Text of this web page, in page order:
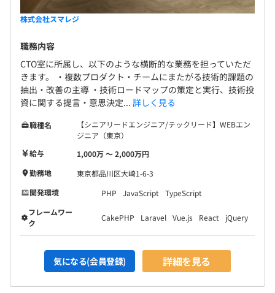
株式会社スマレジ
職務内容
CTO室に所属し、以下のような横断的な業務を担っていただ
きます。 ・複数プロダクト・チームにまたがる技術的課題の
抽出・改善の主導 ・技術ロードマップの策定と実行、技術投
資に関する提言・意思決定... 詳しく見る
職種名
【シニアリードエンジニア/テックリード】WEBエン
ジニア（東京）
給与
1,000万 〜 2,000万円
勤務地
東京都品川区大崎1-6-3
開発環境
PHP JavaScript
TypeScript
フレームワー
ク
CakePHP Laravel Vue.js React jQuery
気になる(会員登録) 詳細を見る